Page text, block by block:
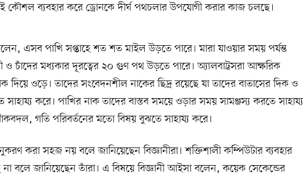
কৌশল ব্যবহার করে ড্রোনকে দীর্ঘ পথচলার উপযোগী করার কাজ চলছে।
এসব পাখি সপ্তাহে শত শত মাইল উড়তে পারে। মারা যাওয়ার সময় পর্যন্ত
ও চাঁদের মধ্যকার দূরত্বের ২০ গুণ পথ উড়তে পারে। অ্যালবাট্রসরা আক্ষরিক
দিয়ে ওড়ে। তাদের সংবেদনশীল নাকের ছিদ্র রয়েছে যা তাদের বাতাসের দিক ও
সাহায্য করে। পাখির নাক তাদের বাস্তব সময়ে ওড়ার সময় সামঞ্জস্য করতে সাহায্য
গতি পরিবর্তনের মতো বিষয় বুঝতে সাহায্য করে।
করা সহজ নয় বলে জানিয়েছেন বিজ্ঞানীরা। শক্তিশালী কম্পিউটার ব্যবহার
বলে জানিয়েছেন তাঁরা। এ বিষয়ে বিজ্ঞানী আইসা বলেন, কয়েক সেকেন্ডের